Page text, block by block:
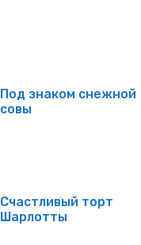
Под знаком снежной
совы
Счастливый торт
Шарлотты